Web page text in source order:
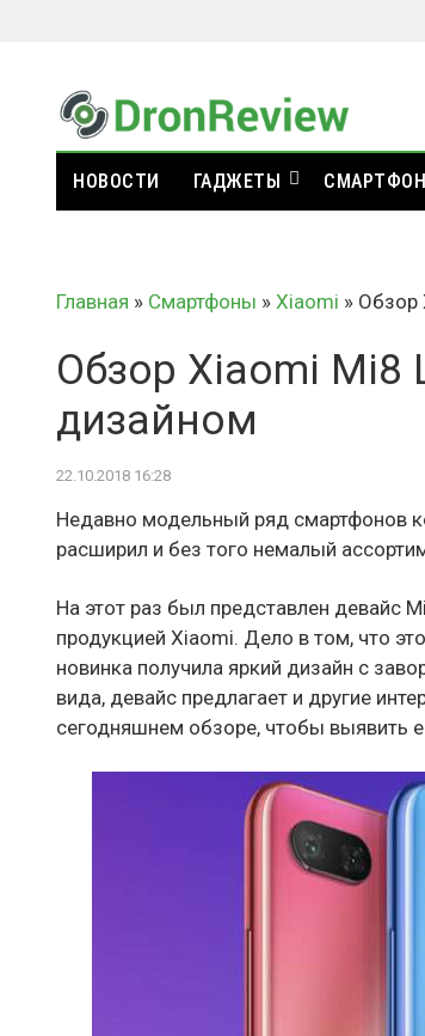
НОВОСТИ ГАДЖЕТЫ
Главная » Смартфоны » Xiaomi » Обзор
Обзор Xiaomi Mi8
дизайном
22.10.2018 16:28
Недавно модельный ряд смартфонов
расширил и без того немалый
На этот раз был представлен девайс
продукцией Xiaomi. Дело в том, что
новинка получила яркий дизайн с
вида, девайс предлагает и другие
сегодняшнем обзоре, чтобы выявить